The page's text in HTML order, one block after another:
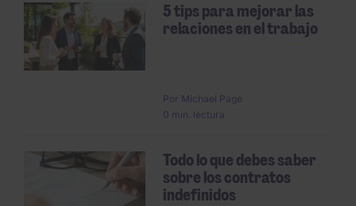
5 tips para mejorar las
relaciones en el trabajo
Por Michael Page
0 min. lectura
Todo lo que debes saber
sobre los contratos
indefinidos